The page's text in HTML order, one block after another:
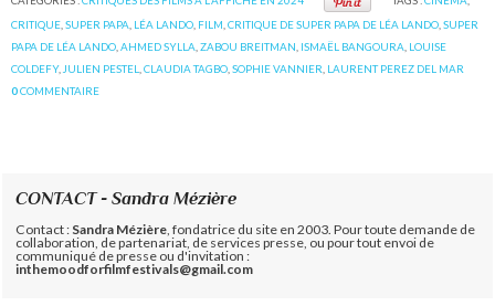
CRITIQUE ,SUPER PAPA LÉA LANDO FILM ,CRITIQUE DE SUPER PAPA DE LÉA LANDO ,SUPER
PAPA DE LÉA LANDO ,AHMED SYLLA ,ZABOU BREITMAN ISMAËL BANGOURA LOUISE
COLDEFY, JULIEN PESTEL ,CLAUDIA TAGBO ,SOPHIE VANNIER LAURENT PEREZ DEL MAR
0COMMENTAIRE
CONTACT - Sandra Mézière
Contact : Sandra Mézière , fondatrice du site en 2003. Pour toute demande de
collaboration, de partenariat, de services presse, ou pour tout envoi de
communiqué de presse ou d'invitation :
inthemoodforfilmfestivals@gmail.com